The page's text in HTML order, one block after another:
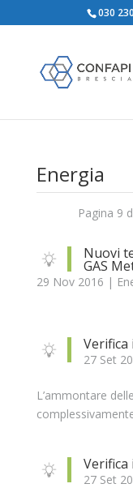
030
Energia
Pagina 9
Nuovi
GAS
29 Nov 2016 |
27 Set
L’ammontare
Verifica
27 Set